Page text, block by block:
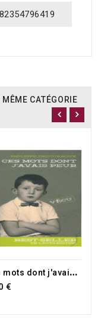
CATÉGORIE
C
es mots dont j'avais peur
€